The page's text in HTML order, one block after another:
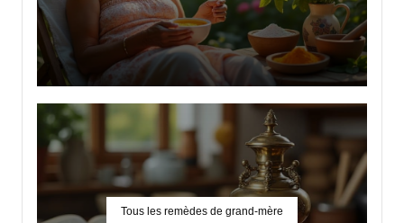
Tous les remèdes de grand-mère